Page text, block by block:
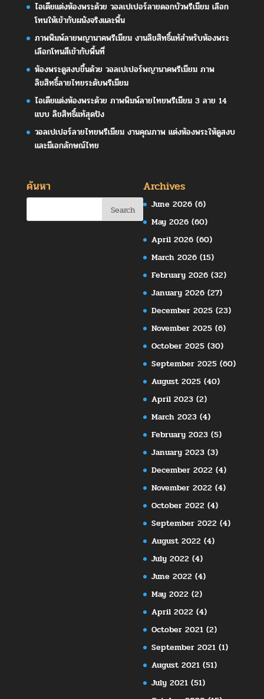
ไอเดียแต่งห้องพระด้วย วอลเปเปอร์ลายดอกบัวพรีเมียม เลือก
โทนให้เข้ากับผนังจริงและพื้น
ภาพพิมพ์ลายพญานาคพรีเมียม งานลิขสิทธิ์แท้สำหรับห้องพระ
เลือกโทนสีเข้ากับพื้นที่
ห้องพระดูสงบขึ้นด้วย วอลเปเปอร์พญานาคพรีเมียม ภาพ
ลิขสิทธิ์ลายไทยระดับพรีเมียม
ไอเดียแต่งห้องพระด้วย ภาพพิมพ์ลายไทยพรีเมียม 3 ลาย 14
แบบ ลิขสิทธิ์แท้สุดปัง
วอลเปเปอร์ลายไทยพรีเมียม งานคุณภาพ แต่งห้องพระให้ดูสงบ
และมีเอกลักษณ์ไทย
ค้นหา Archives
June 2026 (6)
May 2026 (60)
April 2026 (60)
March 2026 (15)
February 2026 (32)
January 2026 (27)
December 2025 (23)
November 2025 (6)
October 2025 (30)
September 2025 (60)
August 2025 (40)
April 2023 (2)
March 2023 (4)
February 2023 (5)
January 2023 (3)
December 2022 (4)
November 2022 (4)
October 2022 (4)
September 2022 (4)
August 2022 (4)
July 2022 (4)
June 2022 (4)
May 2022 (2)
April 2022 (4)
October 2021 (2)
September 2021 (1)
August 2021 (51)
July 2021 (51)